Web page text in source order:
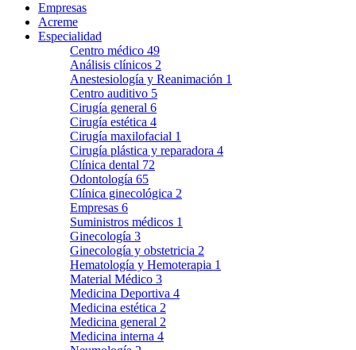
Empresas
Acreme
Especialidad
Centro médico 49
Análisis clínicos 2
Anestesiología y Reanimación 1
Centro auditivo 5
Cirugía general 6
Cirugía estética 4
Cirugía maxilofacial 1
Cirugía plástica y reparadora 4
Clínica dental 72
Odontología 65
Clínica ginecológica 2
Empresas 6
Suministros médicos 1
Ginecología 3
Ginecología y obstetricia 2
Hematología y Hemoterapia 1
Material Médico 3
Medicina Deportiva 4
Medicina estética 2
Medicina general 2
Medicina interna 4